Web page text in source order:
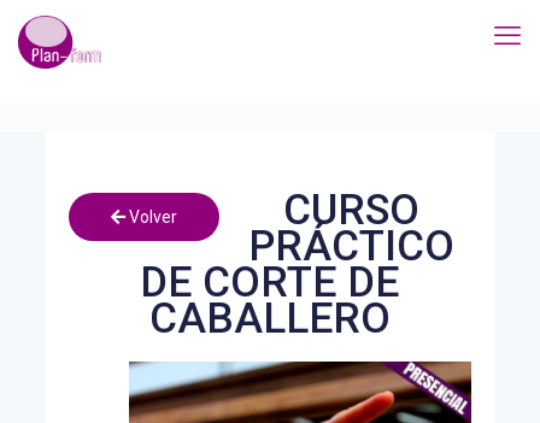
Volver CURSO
PRÁCTICO
DE CORTE DE
CABALLERO